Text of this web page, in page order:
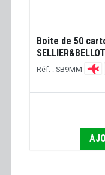
Boite de 50
Réf. : SB9MM